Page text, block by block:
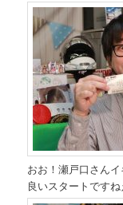
おお！瀬戸口さん
良いスタートですね